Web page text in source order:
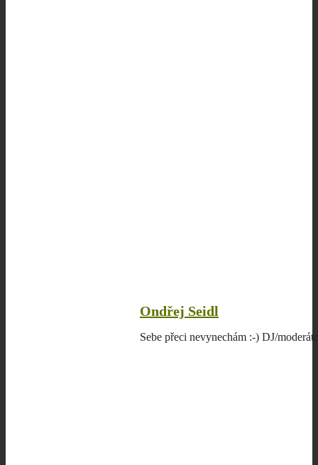
Ondřej Seidl
Sebe přeci nevynechám :-) DJ/